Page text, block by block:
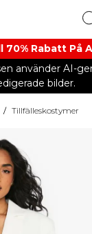
70% Rabatt På
använder AI-
bilder.
/ Tillfälleskostymer